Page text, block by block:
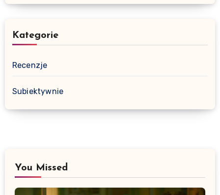
Kategorie
Recenzje
Subiektywnie
You Missed